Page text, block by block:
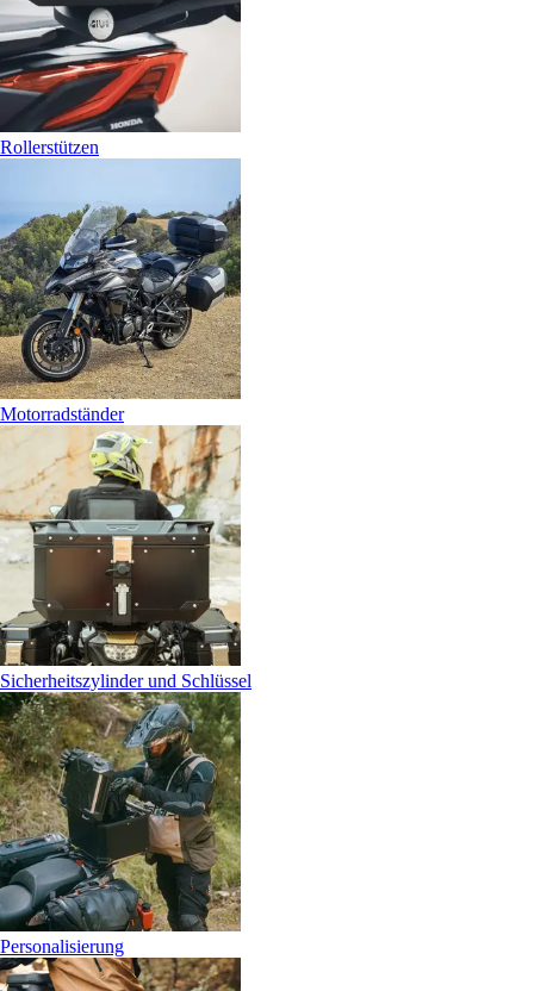
Rollerstützen
Motorradständer
Sicherheitszylinder und Schlüssel
Personalisierung